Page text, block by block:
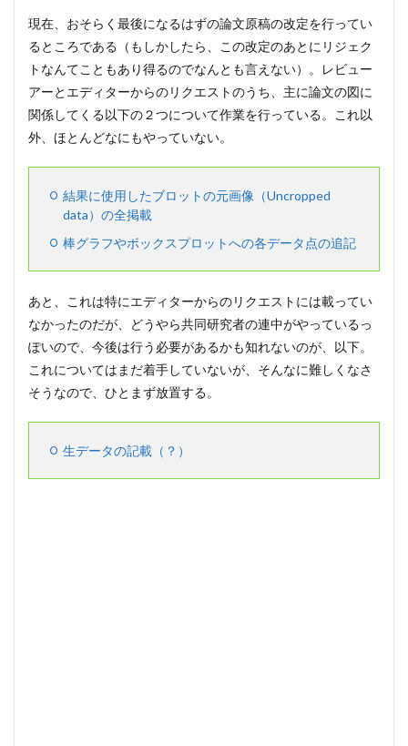
現在、おそらく最後になるはずの論文原稿の改定を行ってい
るところである（もしかしたら、この改定のあとにリジェク
トなんてこともあり得るのでなんとも言えない）。レビュー
アーとエディターからのリクエストのうち、主に論文の図に
関係してくる以下の２つについて作業を行っている。これ以
外、ほとんどなにもやっていない。
結果に使用したブロットの元画像（Uncropped
data）の全掲載
棒グラフやボックスプロットへの各データ点の追記
あと、これは特にエディターからのリクエストには載ってい
なかったのだが、どうやら共同研究者の連中がやっているっ
ぽいので、今後は行う必要があるかも知れないのが、以下。
これについてはまだ着手していないが、そんなに難しくなさ
そうなので、ひとまず放置する。
生データの記載（？）